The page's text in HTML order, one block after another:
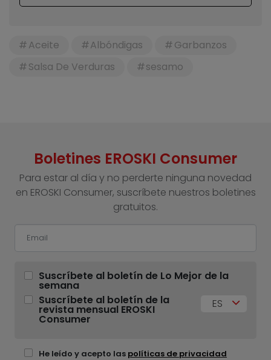
Aceite Albóndigas
Garbanzos
Salsa De Verduras
sesamo
Boletines EROSKI Consumer
Para estar al día y no perderte ninguna novedad
en EROSKI Consumer, suscríbete nuestros boletines
gratuitos.
Suscríbete al boletín de Lo Mejor de la
semana
Suscríbete al boletín de la
revista mensual EROSKI
Consumer
ES
He leído y acepto las políticas de privacidad